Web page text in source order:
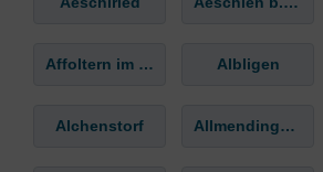
Affoltern im Emmental Albligen
Alchenstorf Allmendingen b. Bern